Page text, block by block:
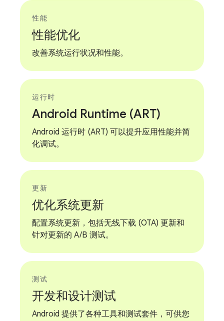
性能
性能优化
改善系统运行状况和性能。
运行时
Android Runtime (ART)
Android 运行时 (ART) 可以提升应用性能并简
化调试。
更新
优化系统更新
配置系统更新，包括无线下载 (OTA) 更新和
针对更新的 A/B 测试。
测试
开发和设计测试
Android 提供了各种工具和测试套件，可供您